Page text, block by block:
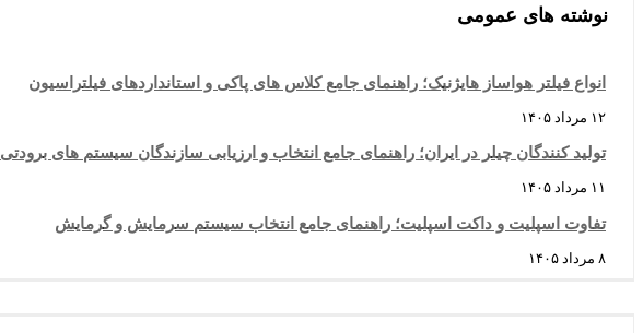
نوشته های عمومی
انواع فیلتر هواساز هایژنیک؛ راهنمای جامع کلاس های پاکی و استانداردهای فیلتراسیون
۱۲ مرداد ۱۴۰۵
تولید کنندگان چیلر در ایران؛ راهنمای جامع انتخاب و ارزیابی سازندگان سیستم های برودتی
۱۱ مرداد ۱۴۰۵
تفاوت اسپلیت و داکت اسپلیت؛ راهنمای جامع انتخاب سیستم سرمایش و گرمایش
۸ مرداد ۱۴۰۵